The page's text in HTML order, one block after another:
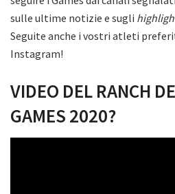
sulle ultime notizie e sugli
Seguite anche i vostri atleti
Instagram!
VIDEO DEL RANCH
GAMES 2020?